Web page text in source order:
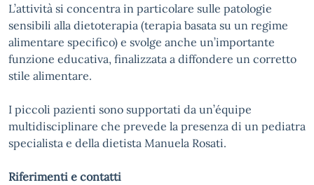
L’attività si concentra in particolare sulle patologie
sensibili alla dietoterapia (terapia basata su un regime
alimentare specifico) e svolge anche un’importante
funzione educativa, finalizzata a diffondere un corretto
stile alimentare.
I piccoli pazienti sono supportati da un’équipe
multidisciplinare che prevede la presenza di un pediatra
specialista e della dietista Manuela Rosati.
Riferimenti e contatti